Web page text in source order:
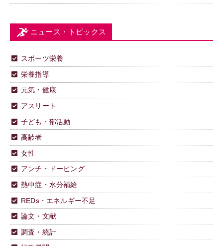
ニュース・トピックス
スポーツ栄養
栄養指導
元気・健康
アスリート
子ども・部活動
高齢者
女性
アンチ・ドーピング
熱中症・水分補給
REDs・エネルギー不足
論文・文献
調査・統計